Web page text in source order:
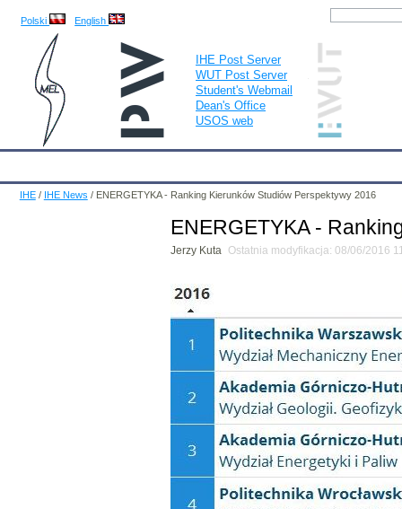
Polski English
IHE Post Server
WUT Post Server
Student's Webmail
Dean's Office
USOS web
IHE / IHE News / ENERGETYKA - Ranking Kierunków Studiów Perspektywy 2016
ENERGETYKA -
Jerzy Kuta Ostatnia modyfikacja: 08/06/2016